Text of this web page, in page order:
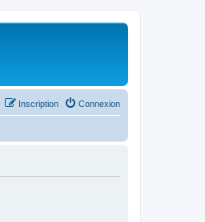
Connexion
Inscription